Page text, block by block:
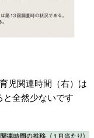
児関連時間（右）は
と全然少ないです